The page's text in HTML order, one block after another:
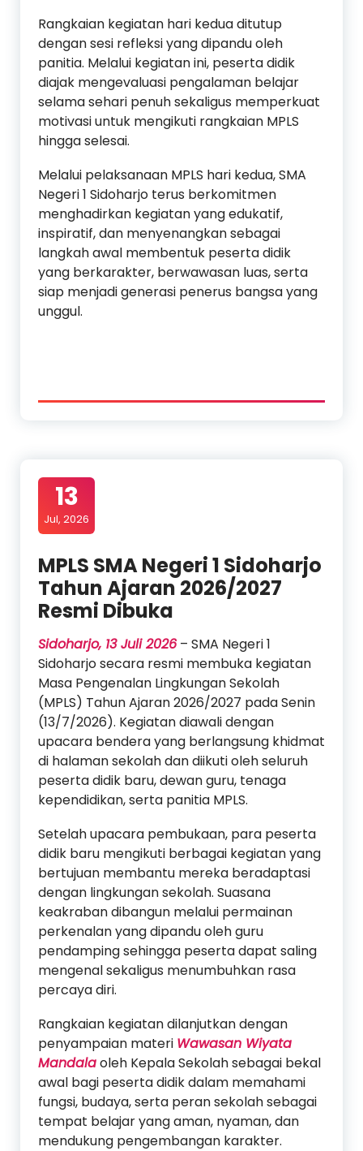
Rangkaian kegiatan hari kedua ditutup
dengan sesi refleksi yang dipandu oleh
panitia. Melalui kegiatan ini, peserta didik
diajak mengevaluasi pengalaman belajar
selama sehari penuh sekaligus memperkuat
motivasi untuk mengikuti rangkaian MPLS
hingga selesai.
Melalui pelaksanaan MPLS hari kedua, SMA
Negeri 1 Sidoharjo terus berkomitmen
menghadirkan kegiatan yang edukatif,
inspiratif, dan menyenangkan sebagai
langkah awal membentuk peserta didik
yang berkarakter, berwawasan luas, serta
siap menjadi generasi penerus bangsa yang
unggul.
13
Jul, 2026
MPLS SMA Negeri 1 Sidoharjo
Tahun Ajaran 2026/2027
Resmi Dibuka
Sidoharjo, 13 Juli 2026– SMA Negeri 1
Sidoharjo secara resmi membuka kegiatan
Masa Pengenalan Lingkungan Sekolah
(MPLS) Tahun Ajaran 2026/2027 pada Senin
(13/7/2026). Kegiatan diawali dengan
upacara bendera yang berlangsung khidmat
di halaman sekolah dan diikuti oleh seluruh
peserta didik baru, dewan guru, tenaga
kependidikan, serta panitia MPLS.
Setelah upacara pembukaan, para peserta
didik baru mengikuti berbagai kegiatan yang
bertujuan membantu mereka beradaptasi
dengan lingkungan sekolah. Suasana
keakraban dibangun melalui permainan
perkenalan yang dipandu oleh guru
pendamping sehingga peserta dapat saling
mengenal sekaligus menumbuhkan rasa
percaya diri.
Rangkaian kegiatan dilanjutkan dengan
penyampaian materi Wawasan Wiyata
Mandalaoleh Kepala Sekolah sebagai bekal
awal bagi peserta didik dalam memahami
fungsi, budaya, serta peran sekolah sebagai
tempat belajar yang aman, nyaman, dan
mendukung pengembangan karakter.